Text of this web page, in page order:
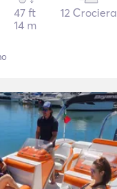
47 ft
14 m
12 Crociera